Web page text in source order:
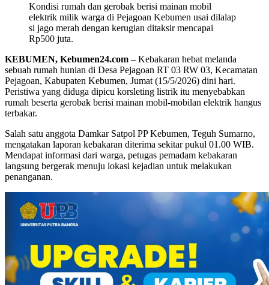
Kondisi rumah dan gerobak berisi mainan mobil
elektrik milik warga di Pejagoan Kebumen usai dilalap
si jago merah dengan kerugian ditaksir mencapai
Rp500 juta.
KEBUMEN, Kebumen24.com – Kebakaran hebat melanda
sebuah rumah hunian di Desa Pejagoan RT 03 RW 03, Kecamatan
Pejagoan, Kabupaten Kebumen, Jumat (15/5/2026) dini hari.
Peristiwa yang diduga dipicu korsleting listrik itu menyebabkan
rumah beserta gerobak berisi mainan mobil-mobilan elektrik hangus
terbakar.
Salah satu anggota Damkar Satpol PP Kebumen, Teguh Sumarno,
mengatakan laporan kebakaran diterima sekitar pukul 01.00 WIB.
Mendapat informasi dari warga, petugas pemadam kebakaran
langsung bergerak menuju lokasi kejadian untuk melakukan
penanganan.